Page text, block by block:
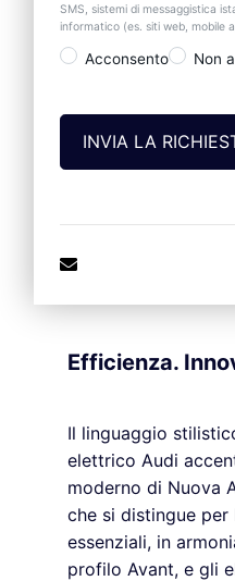
SMS, sistemi di messaggistica
informatico (es. siti web, mobile
Acconsento Non
Efficienza.
Il linguaggio
elettrico Audi
moderno di Nuova
che si distingue per
essenziali, in
profilo Avant, e gli